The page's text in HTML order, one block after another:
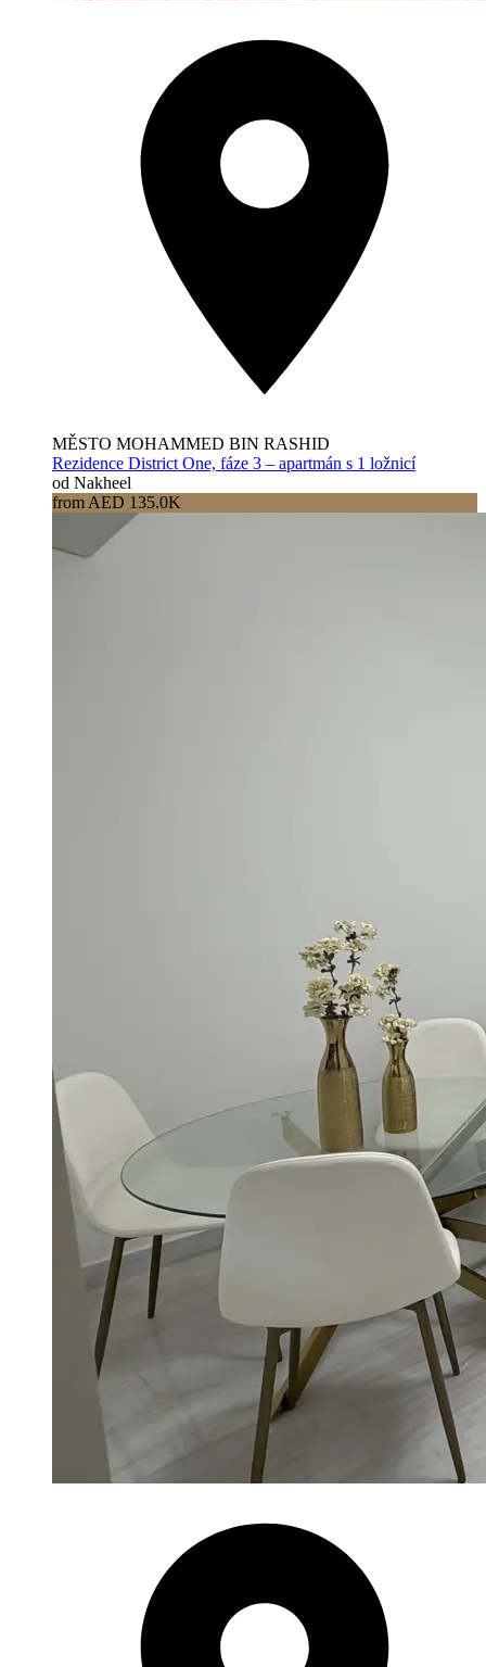
MĚSTO MOHAMMED BIN RASHID
Rezidence District One, fáze 3 – apartmán s 1 ložnicí
od Nakheel
from AED 135.0K